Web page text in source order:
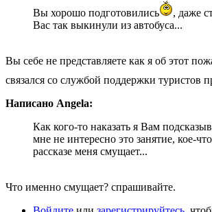
Вы хорошо подготовились
, даже
Вас так выкинули из автобуса...
Вы себе не представляете как я об этот
связался со службой поддержки туристов
Написано Angela:
Как кого-то наказать я Вам
мне не интересно это занятие, кое-
рассказе меня смущает...
Что именно смущает? спрашивайте.